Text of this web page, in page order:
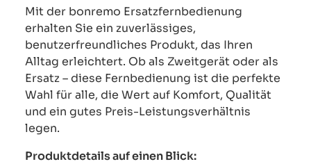
Mit der bonremo Ersatzfernbedienung
erhalten Sie ein zuverlässiges,
benutzerfreundliches Produkt, das Ihren
Alltag erleichtert. Ob als Zweitgerät oder als
Ersatz – diese Fernbedienung ist die perfekte
Wahl für alle, die Wert auf Komfort, Qualität
und ein gutes Preis-Leistungsverhältnis
legen.
Produktdetails auf einen Blick: